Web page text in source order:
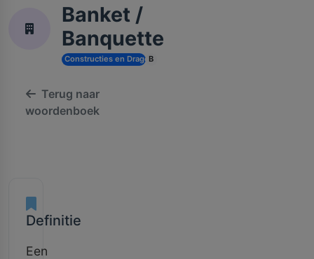
Banket /
Banquette
Constructies en Dragende Structuren
B
Terug naar
woordenboek
Definitie
Een